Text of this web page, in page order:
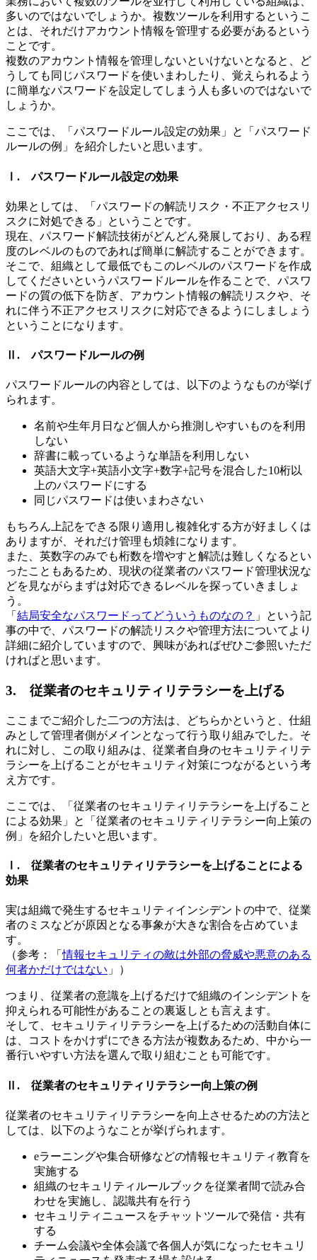
多いのではないでしょうか。複数ツールを利用するというこ
とは、それだけアカウント情報を管理する必要があるという
ことです。
複数のアカウント情報を管理しないといけないとなると、ど
うしても同じパスワードを使いまわしたり、覚えられるよう
に簡単なパスワードを設定してしまう人も多いのではないで
しょうか。
ここでは、「パスワードルール設定の効果」と「パスワード
ルールの例」を紹介したいと思います。
Ⅰ. パスワードルール設定の効果
効果としては、「パスワードの解読リスク・不正アクセスリ
スクに対処できる」ということです。
現在、パスワード解読技術がどんどん発展しており、ある程
度のレベルのものであれば簡単に解読することができます。
そこで、組織として最低でもこのレベルのパスワードを作成
してくださいというパスワードルールを作ることで、パスワ
ードの質の低下を防ぎ、アカウント情報の解読リスクや、そ
れに伴う不正アクセスリスクに対応できるようにしましょう
ということになります。
Ⅱ. パスワードルールの例
パスワードルールの内容としては、以下のようなものが挙げ
られます。
名前や生年月日など個人から推測しやすいものを利用
しない
辞書に載っているような単語を利用しない
英語大文字+英語小文字+数字+記号を混合した10桁以
上のパスワードにする
同じパスワードは使いまわさない
もちろん上記をできる限り適用し複雑化する方が好ましくは
ありますが、それだけ管理も煩雑になります。
また、英数字のみでも桁数を増やすと解読は難しくなるとい
ったこともあるため、現状の従業者のパスワード管理状況な
どを見ながらまずは対応できるレベルを探っていきましょ
う。
「 結局安全なパスワードってどういうものなの？ 」という記
事の中で、パスワードの解読リスクや管理方法についてより
詳細に紹介していますので、興味があればぜひご参照いただ
ければと思います。
3. 従業者のセキュリティリテラシーを上げる
ここまでご紹介した二つの方法は、どちらかというと、仕組
みとして管理者側がメインとなって行う取り組みでした。そ
れに対し、この取り組みは、従業者自身のセキュリティリテ
ラシーを上げることがセキュリティ対策につながるという考
え方です。
ここでは、「従業者のセキュリティリテラシーを上げること
による効果」と「従業者のセキュリティリテラシー向上策の
例」を紹介したいと思います。
Ⅰ. 従業者のセキュリティリテラシーを上げることによる
効果
実は組織で発生するセキュリティインシデントの中で、従業
者のミスなどが原因となる事象が大きな割合を占めていま
す。
（参考：「情報セキュリティの敵は外部の脅威や悪意のある
何者かだけではない 」）
つまり、従業者の意識を上げるだけで組織のインシデントを
抑えられる可能性があることの裏返しとも言えます。
そして、セキュリティリテラシーを上げるための活動自体に
は、コストをかけずにできる方法が複数あるため、中から一
番行いやすい方法を選んで取り組むことも可能です。
Ⅱ. 従業者のセキュリティリテラシー向上策の例
従業者のセキュリティリテラシーを向上させるための方法と
しては、以下のようなことが挙げられます。
eラーニングや集合研修などの情報セキュリティ教育を
実施する
組織のセキュリティルールブックを従業者間で読み合
わせを実施し、認識共有を行う
セキュリティニュースをチャットツールで発信・共有
する
チーム会議や全体会議で各個人が気になったセキュリ